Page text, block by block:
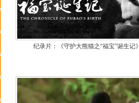
纪录片：《守护大熊猫之“福宝”诞生记》